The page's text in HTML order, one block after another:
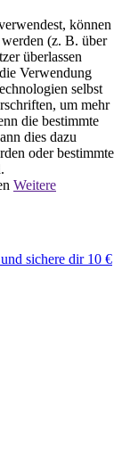
können
(z. B. über
überlassen
Verwendung
selbst
um mehr
die bestimmte
dies dazu
oder bestimmte
Weitere
sichere dir 10 €